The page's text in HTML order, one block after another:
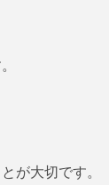
が大切です。